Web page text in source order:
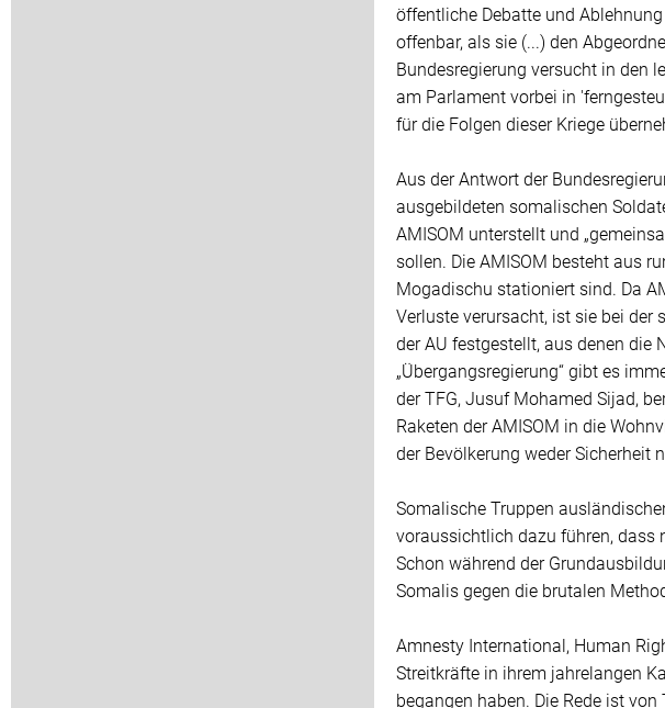
öffentliche Debatte und
offenbar, als sie (...) den
Bundesregierung versucht in den
am Parlament vorbei in
für die Folgen dieser Kriege
Aus der Antwort der
ausgebildeten somalischen
AMISOM unterstellt und
sollen. Die AMISOM besteht aus
Mogadischu stationiert sind. Da
Verluste verursacht, ist sie bei
der AU festgestellt, aus denen die
„Übergangsregierung“ gibt es
der TFG, Jusuf Mohamed Sijad,
Raketen der AMISOM in die
der Bevölkerung weder Sicherheit
Somalische Truppen
voraussichtlich dazu führen, dass
Schon während der
Somalis gegen die brutalen
Amnesty International, Human
Streitkräfte in ihrem jahrelangen
begangen haben. Die Rede ist